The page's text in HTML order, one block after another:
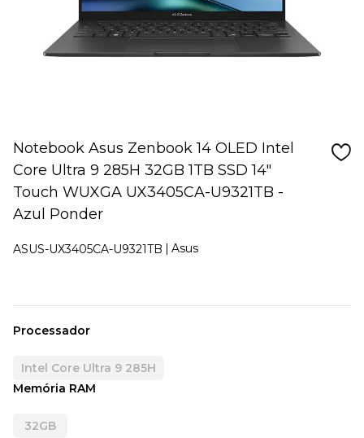
Notebook Asus Zenbook 14 OLED Intel
Core Ultra 9 285H 32GB 1TB SSD 14"
Touch WUXGA UX3405CA-U9321TB -
Azul Ponder
ASUS-UX3405CA-U9321TB Asus
Processador
Intel Core Ultra 9 285H
Memória RAM
32GB